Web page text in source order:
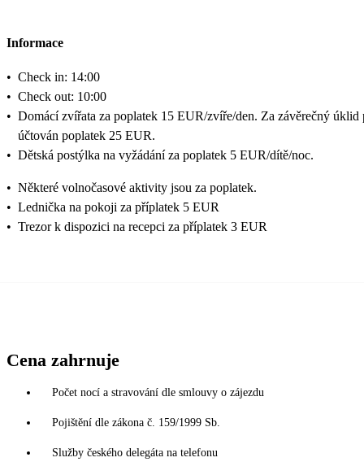
Informace
• Check in: 14:00
• Check out: 10:00
• Domácí zvířata za poplatek 15 EUR/zvíře/den. Za závěrečný úklid
účtován poplatek 25 EUR.
• Dětská postýlka na vyžádání za poplatek 5 EUR/dítě/noc.
• Některé volnočasové aktivity jsou za poplatek.
• Lednička na pokoji za příplatek 5 EUR
• Trezor k dispozici na recepci za příplatek 3 EUR
Cena zahrnuje
Počet nocí a stravování dle smlouvy o zájezdu
Pojištění dle zákona č. 159/1999 Sb.
Služby českého delegáta na telefonu